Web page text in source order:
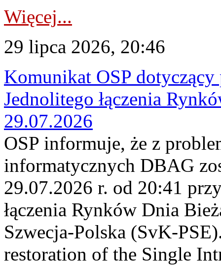
Więcej...
29 lipca 2026, 20:46
Komunikat OSP
Jednolitego łączenia
29.07.2026
OSP informuje, że z
informatycznych DBAG
29.07.2026 r. od 20:41
łączenia Rynków Dnia
Szwecja-Polska (SvK-
restoration of the Single